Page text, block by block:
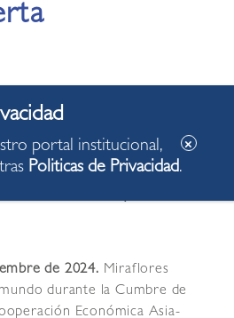
Miraflores y centros culturales
exposiciones de arte,
de 2024. Miraflores
durante la Cumbre de
Económica Asia-
portal institucional,
Politicas de Privacidad.